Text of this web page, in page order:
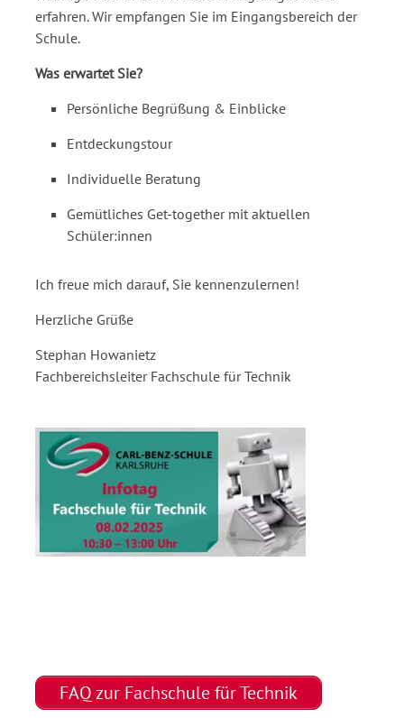
erfahren. Wir empfangen Sie im Eingangsbereich der
Schule.
Was erwartet Sie?
Persönliche Begrüßung & Einblicke
Entdeckungstour
Individuelle Beratung
Gemütliches Get-together mit aktuellen
Schüler:innen
Ich freue mich darauf, Sie kennenzulernen!
Herzliche Grüße
Stephan Howanietz
Fachbereichsleiter Fachschule für Technik
FAQ zur Fachschule für Technik